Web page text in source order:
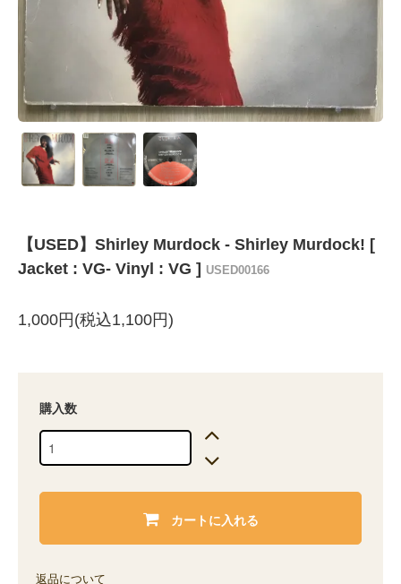
【USED】Shirley Murdock - Shirley Murdock! [
Jacket : VG- Vinyl : VG ] USED00166
1,000円(税込1,100円)
購入数
カートに入れる
返品について